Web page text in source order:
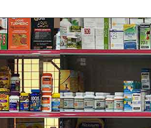
việc bảo vệ da tối ưu từ
nắng 3 tác động nhẹ nhàng
hương dịu nhẹ và được nhiều